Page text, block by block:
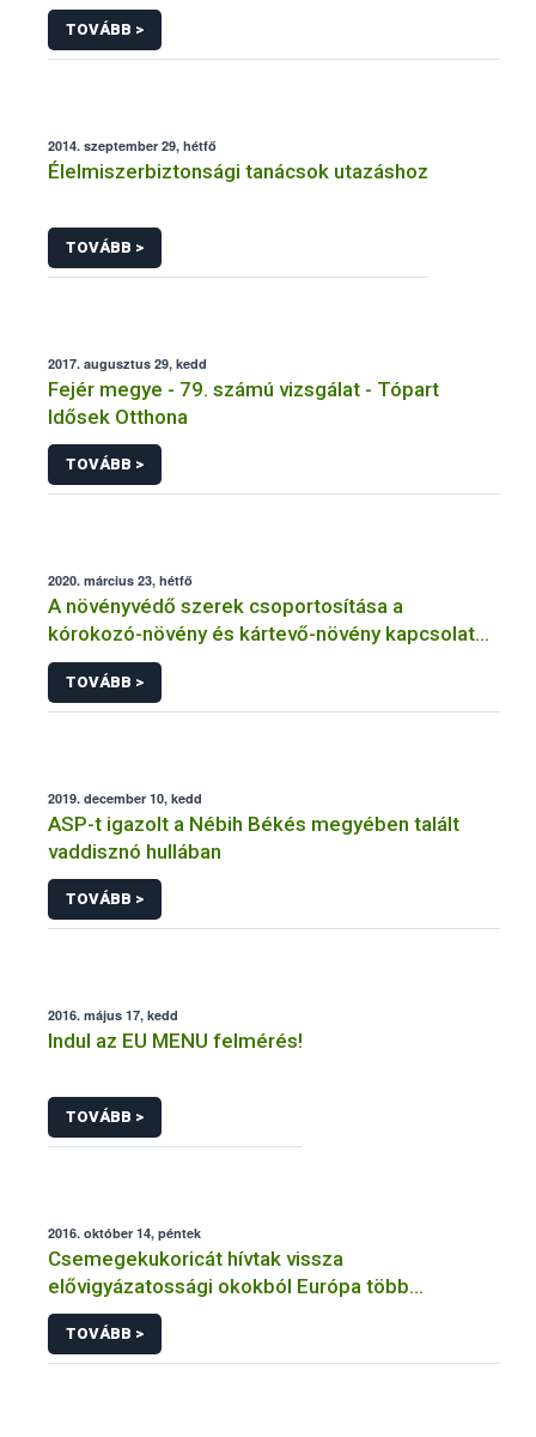
Rendszerben növényvédelem témakörben
intézhető közhatalmi eljárásaihoz kapcsolódó
adatkezeléséhez
TOVÁBB >
2014. szeptember 29, hétfő
Élelmiszerbiztonsági tanácsok utazáshoz
TOVÁBB >
2017. augusztus 29, kedd
Fejér megye - 79. számú vizsgálat - Tópart
Idősek Otthona
TOVÁBB >
2020. március 23, hétfő
A növényvédő szerek csoportosítása a
kórokozó-növény és kártevő-növény kapcsolat
szerint
TOVÁBB >
2019. december 10, kedd
ASP-t igazolt a Nébih Békés megyében talált
vaddisznó hullában
TOVÁBB >
2016. május 17, kedd
Indul az EU MENU felmérés!
TOVÁBB >
2016. október 14, péntek
Csemegekukoricát hívtak vissza
elővigyázatossági okokból Európa több
tagállamában
TOVÁBB >